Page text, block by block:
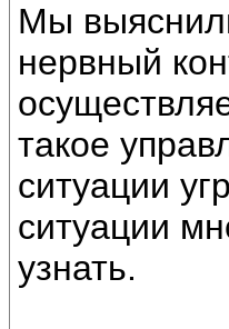
Мы
нервный
такое
ситуации
ситуации
узнать.